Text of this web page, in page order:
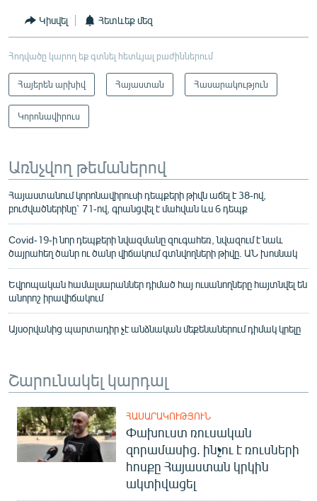
Կիսվել Հետևեք մեզ
Հոդվածը կարող եք գտնել հետևյալ բաժիններում
Հայերեն արխիվ Հայաստան Հասարակություն
Կորոնավիրուս
Առնչվող թեմաներով
Հայաստանում կորոնավիրուսի դեպքերի թիվն աճել է 38-ով,
բուժվածներինը` 71-ով, գրանցվել է մահվան ևս 6 դեպք
Covid-19-ի նոր դեպքերի նվազմանը զուգահեռ, նվազում է նաև
ծայրահեղ ծանր ու ծանր վիճակում գտնվողների թիվը. ԱՆ խոսնակ
Եվրոպական համալսարաններ դիմած հայ ուսանողները հայտնվել են
անորոշ իրավիճակում
Այսօրվանից պարտադիր չէ անձնական մեքենաներում դիմակ կրելը
Շարունակել կարդալ
ՀԱՍԱՐԱԿՈՒԹՅՈՒՆ
Փախուստ ռուսական
զորամասից. ինչու է ռուսների
հոսքը Հայաստան կրկին
ակտիվացել